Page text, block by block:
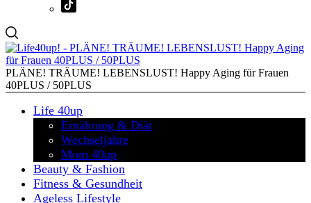
PLÄNE! TRÄUME! LEBENSLUST! Happy Aging für Frauen
40PLUS / 50PLUS
Life 40up
Ernährung & Diät
Wechseljahre
Mom 40up
Beauty & Fashion
Fitness & Gesundheit
Ageless Lifestyle